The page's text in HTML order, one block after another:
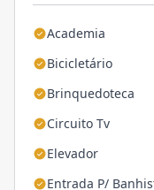
Academia
Bicicletário
Brinquedoteca
Circuito Tv
Elevador
Entrada P/